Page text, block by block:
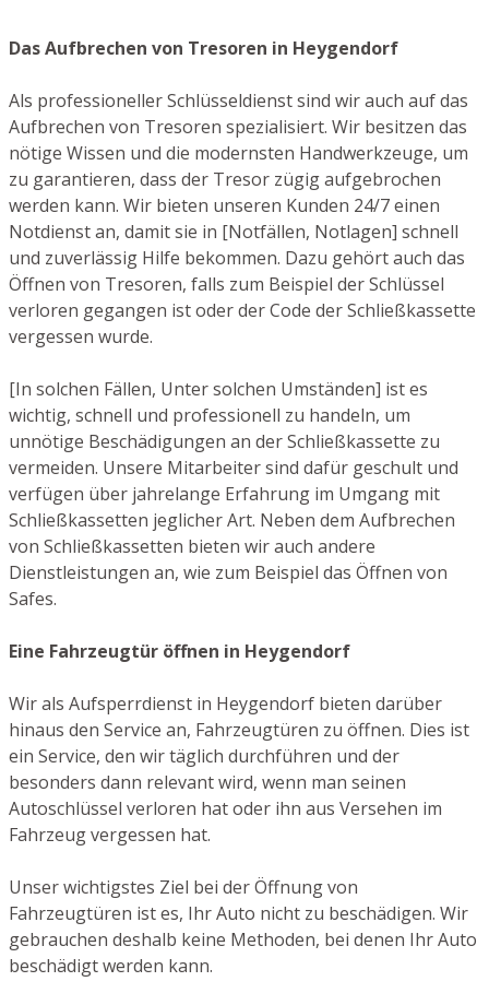
Das Aufbrechen von Tresoren in Heygendorf
Als professioneller Schlüsseldienst sind wir auch auf das
Aufbrechen von Tresoren spezialisiert. Wir besitzen das
nötige Wissen und die modernsten Handwerkzeuge, um
zu garantieren, dass der Tresor zügig aufgebrochen
werden kann. Wir bieten unseren Kunden 24/7 einen
Notdienst an, damit sie in [Notfällen, Notlagen] schnell
und zuverlässig Hilfe bekommen. Dazu gehört auch das
Öffnen von Tresoren, falls zum Beispiel der Schlüssel
verloren gegangen ist oder der Code der Schließkassette
vergessen wurde.
[In solchen Fällen, Unter solchen Umständen] ist es
wichtig, schnell und professionell zu handeln, um
unnötige Beschädigungen an der Schließkassette zu
vermeiden. Unsere Mitarbeiter sind dafür geschult und
verfügen über jahrelange Erfahrung im Umgang mit
Schließkassetten jeglicher Art. Neben dem Aufbrechen
von Schließkassetten bieten wir auch andere
Dienstleistungen an, wie zum Beispiel das Öffnen von
Safes.
Eine Fahrzeugtür öffnen in Heygendorf
Wir als Aufsperrdienst in Heygendorf bieten darüber
hinaus den Service an, Fahrzeugtüren zu öffnen. Dies ist
ein Service, den wir täglich durchführen und der
besonders dann relevant wird, wenn man seinen
Autoschlüssel verloren hat oder ihn aus Versehen im
Fahrzeug vergessen hat.
Unser wichtigstes Ziel bei der Öffnung von
Fahrzeugtüren ist es, Ihr Auto nicht zu beschädigen. Wir
gebrauchen deshalb keine Methoden, bei denen Ihr Auto
beschädigt werden kann.